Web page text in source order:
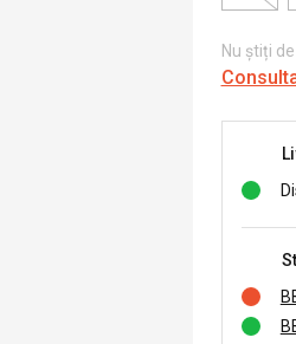
Nu știți